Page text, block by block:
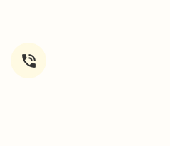
phone_in_talk